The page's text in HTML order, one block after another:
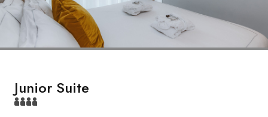
Junior Suite